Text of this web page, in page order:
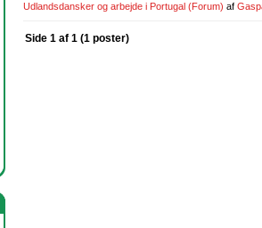
Udlandsdansker og arbejde i Portugal (Forum) af
Side 1 af 1 (1 poster)